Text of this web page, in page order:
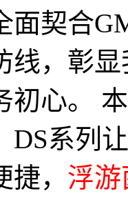
面契合
线，彰
初心。
DS系列
， 浮